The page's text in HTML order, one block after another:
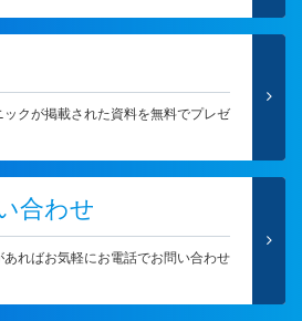
クが掲載された資料を無料でプレゼ
合わせ
ればお気軽にお電話でお問い合わせ